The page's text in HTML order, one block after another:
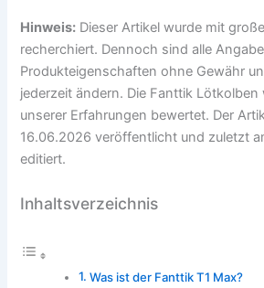
Hinweis: Dieser Artikel wurde mit
recherchiert. Dennoch sind alle
Produkteigenschaften ohne Gewähr
jederzeit ändern. Die Fanttik
unserer Erfahrungen bewertet. Der
16.06.2026 veröffentlicht und zuletzt
editiert.
Inhaltsverzeichnis
Was ist der Fanttik T1 Max?